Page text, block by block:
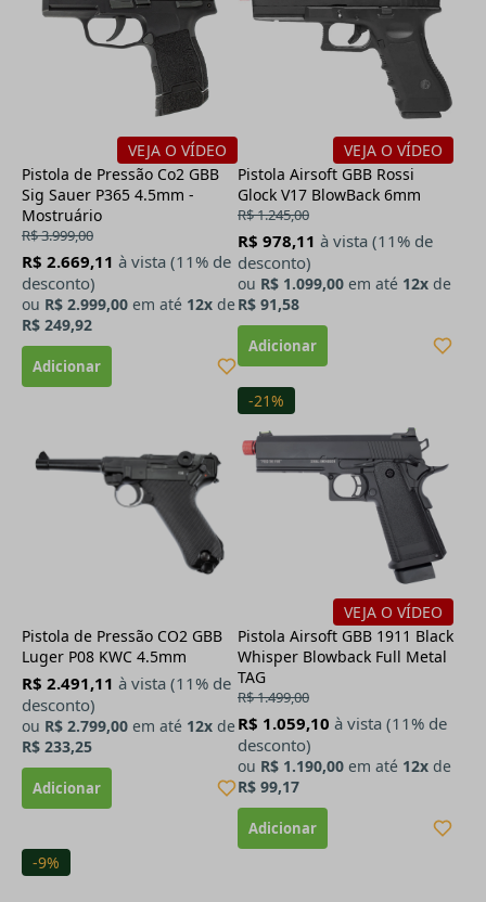
VEJA O VÍDEO
Pistola de Pressão Co2 GBB
Sig Sauer P365 4.5mm -
Mostruário
R$ 3.999,00
R$ 2.669,11 à vista (11% de
desconto)
ou R$ 2.999,00 em até 12x de
R$ 249,92
VEJA O VÍDEO
Pistola Airsoft GBB Rossi
Glock V17 BlowBack 6mm
R$ 1.245,00
R$ 978,11 à vista (11% de
desconto)
ou R$ 1.099,00 em até 12x de
R$ 91,58
Pistola de Pressão CO2 GBB
Luger P08 KWC 4.5mm
R$ 2.491,11 à vista (11% de
desconto)
ou R$ 2.799,00 em até 12x de
R$ 233,25
-21%
VEJA O VÍDEO
Pistola Airsoft GBB 1911 Black
Whisper Blowback Full Metal
TAG
R$ 1.499,00
R$ 1.059,10 à vista (11% de
desconto)
ou R$ 1.190,00 em até 12x de
R$ 99,17
-9%